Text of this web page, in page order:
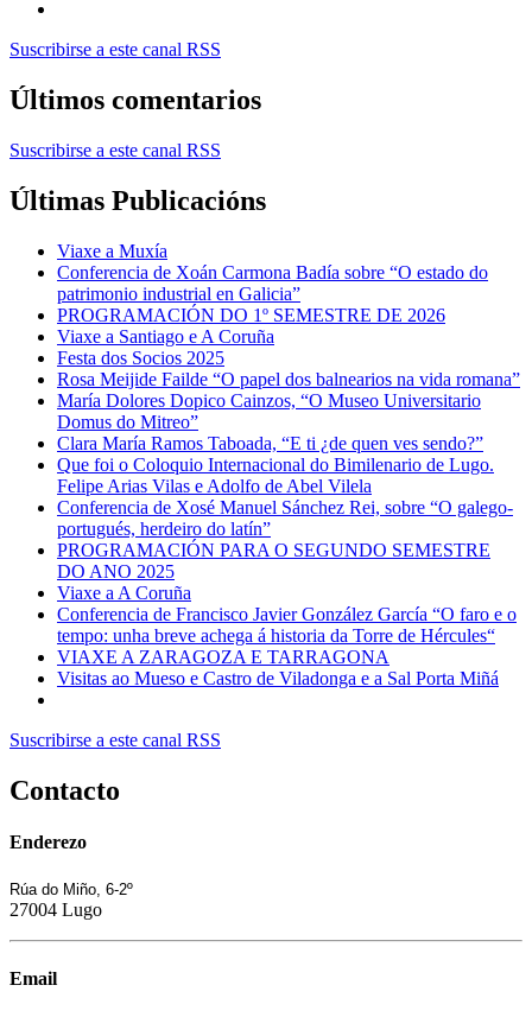
Suscribirse a este canal RSS
Últimos comentarios
Suscribirse a este canal RSS
Últimas Publicacións
Viaxe a Muxía
Conferencia de Xoán Carmona Badía sobre “O estado do
patrimonio industrial en Galicia”
PROGRAMACIÓN DO 1º SEMESTRE DE 2026
Viaxe a Santiago e A Coruña
Festa dos Socios 2025
Rosa Meijide Failde “O papel dos balnearios na vida romana”
María Dolores Dopico Cainzos, “O Museo Universitario
Domus do Mitreo”
Clara María Ramos Taboada, “E ti ¿de quen ves sendo?”
Que foi o Coloquio Internacional do Bimilenario de Lugo.
Felipe Arias Vilas e Adolfo de Abel Vilela
Conferencia de Xosé Manuel Sánchez Rei, sobre “O galego-
portugués, herdeiro do latín”
PROGRAMACIÓN PARA O SEGUNDO SEMESTRE
DO ANO 2025
Viaxe a A Coruña
Conferencia de Francisco Javier González García “O faro e o
tempo: unha breve achega á historia da Torre de Hércules“
VIAXE A ZARAGOZA E TARRAGONA
Visitas ao Mueso e Castro de Viladonga e a Sal Porta Miñá
Suscribirse a este canal RSS
Contacto
Enderezo
Rúa do Miño, 6-2º
27004 Lugo
Email